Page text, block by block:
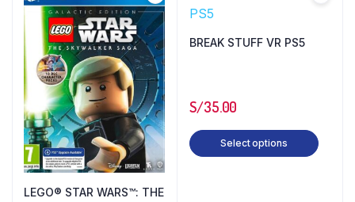
LEGO® STAR WARS™: THE
BREAK STUFF VR PS5
S/35.00
Select options